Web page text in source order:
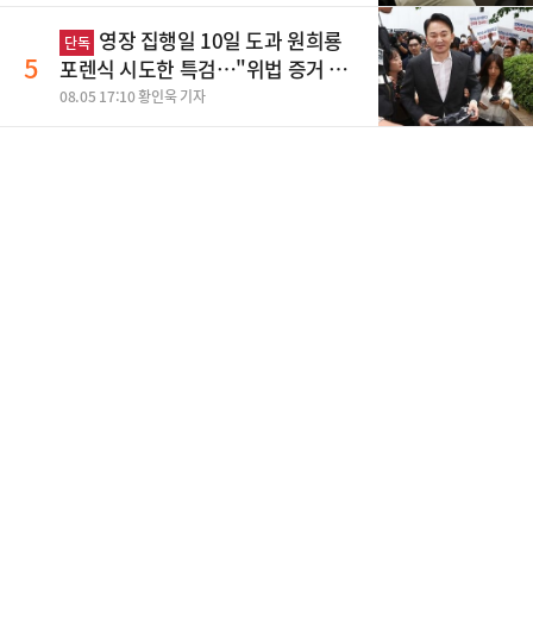
5
단독 영장 집행일 10일 도과 원희룡
포렌식 시도한 특검…"위법 증거 수
집" 지적
08.05 17:10 황인욱 기자